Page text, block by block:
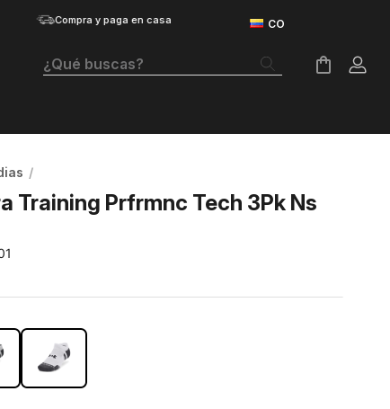
Compra y paga en casa
¿Qué buscas?
Training Prfrmnc Tech 3Pk Ns
Botas
Tenis Mujer
Tenis Hombre
Guayos
Velociti Distance
Basketball